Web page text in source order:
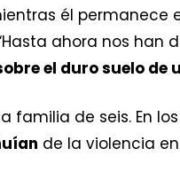
él permanece
ahora nos han
el duro suelo de
de seis. En
de la violencia